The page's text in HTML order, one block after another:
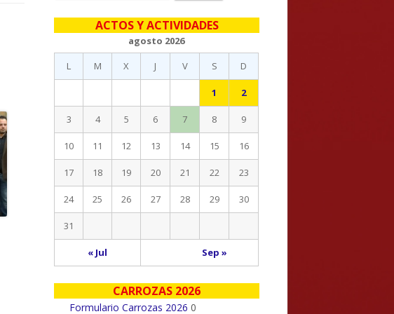
lateral
principalACTOS Y ACTIVIDADES
agosto 2026
L
M X J V S D
1 2
3 4 5 6 7 8 9
10 11 12 13 14 15 16
17 18 19 20 21 22 23
24 25 26 27 28 29 30
31
« Jul Sep »
CARROZAS 2026
Formulario Carrozas 2026 0